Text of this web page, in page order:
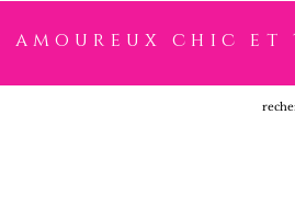
amoureux chic et